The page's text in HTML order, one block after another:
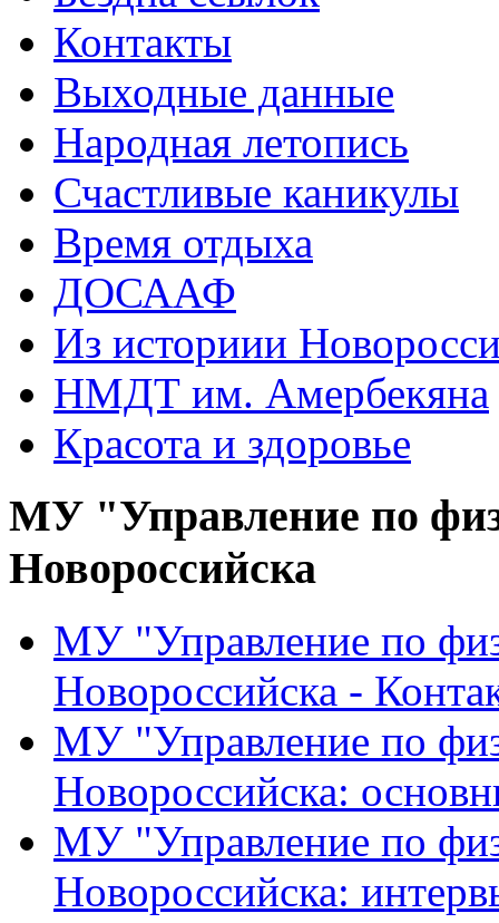
Контакты
Выходные данные
Народная летопись
Счастливые каникулы
Время отдыха
ДОСААФ
Из историии
НМДТ им. Амербекяна
Красота и здоровье
МУ "Управление по
Новороссийска
МУ "Управление по
Новороссийска -
МУ "Управление по
Новороссийска:
МУ "Управление по
Новороссийска: